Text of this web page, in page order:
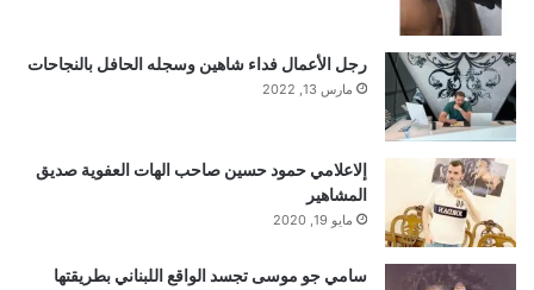
المستوى الوطني، طلب الباحثون من المشاركين
أن يتخيلوا أنهم كانوا يتصفحون وسائل التواصل
الاجتماعي وشاهدوا منشورًا ذكر فيه شخص ما أنه
ضد مبادرة مثيرة للجدل أو محايدة أو داعمة لها.
وكما هو متوقع، فإن أولئك الذين تطابقت آراؤهم
رجل الأعمال فداء شاهين وسجله الحافل بالنجاحات
مارس 13, 2022
إلاعلامي حمود حسين صاحب الهات العفوية صديق
المشاهير
مايو 19, 2020
سامي جو موسى تجسد الواقع اللبناني بطريقتها